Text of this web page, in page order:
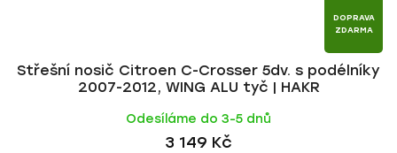
DOPRAVA
ZDARMA
Střešní nosič Citroen C-Crosser 5dv. s podélníky
2007-2012, WING ALU tyč | HAKR
Odesíláme do 3-5 dnů
3 149 Kč